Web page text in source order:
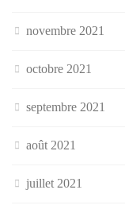
novembre 2021
octobre 2021
septembre 2021
août 2021
juillet 2021